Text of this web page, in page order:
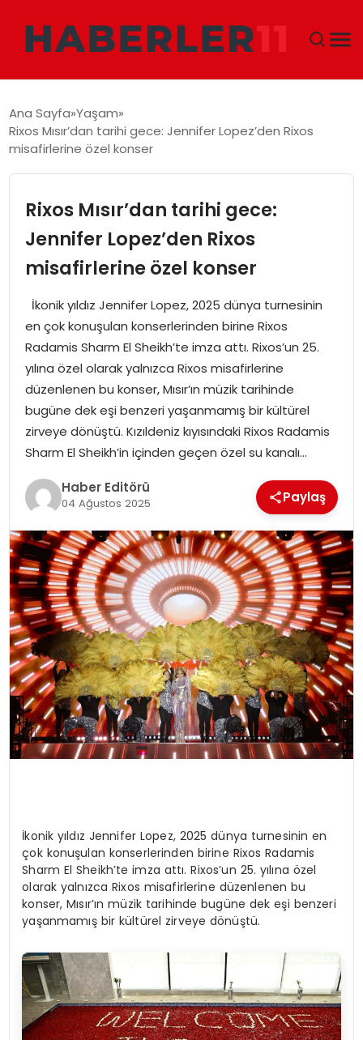
DÜNYA
TEKNOLOJI
EĞITIM
MAGAZIN
SPOR
YAŞAM
Ana Sayfa Yaşam
Rixos Mısır’dan tarihi gece: Jennifer Lopez’den Rixos
misafirlerine özel konser
Rixos Mısır’dan tarihi gece:
Jennifer Lopez’den Rixos
misafirlerine özel konser
İkonik yıldız Jennifer Lopez, 2025 dünya turnesinin
en çok konuşulan konserlerinden birine Rixos
Radamis Sharm El Sheikh’te imza attı. Rixos’un 25.
yılına özel olarak yalnızca Rixos misafirlerine
düzenlenen bu konser, Mısır’ın müzik tarihinde
bugüne dek eşi benzeri yaşanmamış bir kültürel
zirveye dönüştü. Kızıldeniz kıyısındaki Rixos Radamis
Sharm El Sheikh’in içinden geçen özel su kanalı…
Haber Editörü
04 Ağustos 2025 Paylaş
İkonik yıldız Jennifer Lopez, 2025 dünya turnesinin en
çok konuşulan konserlerinden birine Rixos Radamis
Sharm El Sheikh’te imza attı. Rixos’un 25. yılına özel
olarak yalnızca Rixos misafirlerine düzenlenen bu
konser, Mısır’ın müzik tarihinde bugüne dek eşi benzeri
yaşanmamış bir kültürel zirveye dönüştü.